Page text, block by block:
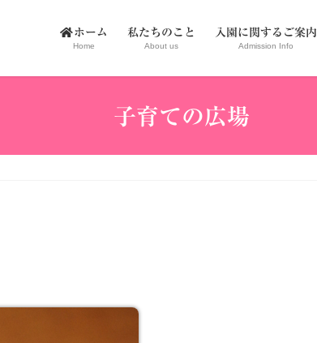
ホーム
Home
私たちのこと
About us
入園に関するご案内
Admission Info
子育ての広場